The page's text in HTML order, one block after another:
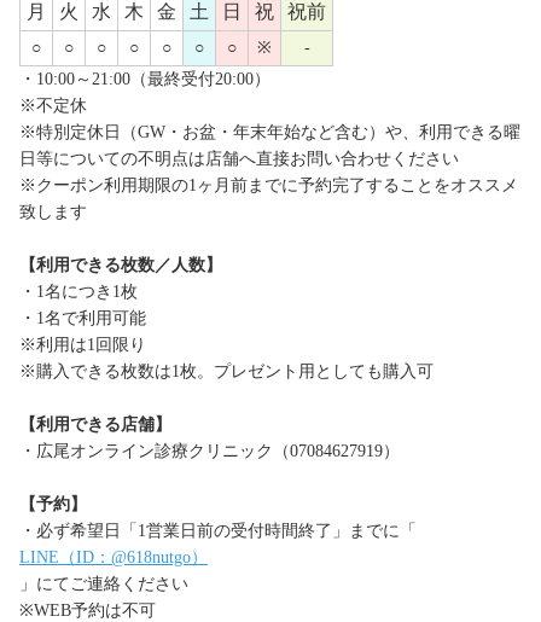
月 火 水 木 金 土 日 祝 祝前
○ ○ ○ ○ ○ ○ ○ ※
-
・10:00～21:00（最終受付20:00）
※不定休
※特別定休日（GW・お盆・年末年始など含む）や、利用できる曜
日等についての不明点は店舗へ直接お問い合わせください
※クーポン利用期限の1ヶ月前までに予約完了することをオススメ
致します
【利用できる枚数／人数】
・1名につき1枚
・1名で利用可能
※利用は1回限り
※購入できる枚数は1枚。プレゼント用としても購入可
【利用できる店舗】
・広尾オンライン診療クリニック（07084627919）
【予約】
・必ず希望日「1営業日前の受付時間終了」までに「
LINE（ID：@618nutgo）
」にてご連絡ください
※WEB予約は不可